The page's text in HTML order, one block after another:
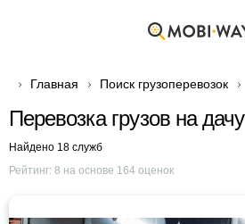
Главная Поиск грузоперевозок
Перевозка грузов на дачу
Найдено 18 служб
Рейтинг: 8 на основе 164 оценок